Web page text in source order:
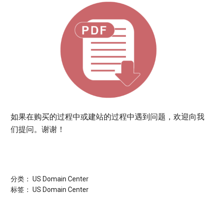
如果在购买的过程中或建站的过程中遇到问题，欢迎向我
们提问。谢谢！
分类：US Domain Center
标签：US Domain Center